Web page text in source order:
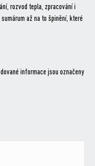
rozvod tepla, zpracování i
až na to špinění, které
informace jsou označeny